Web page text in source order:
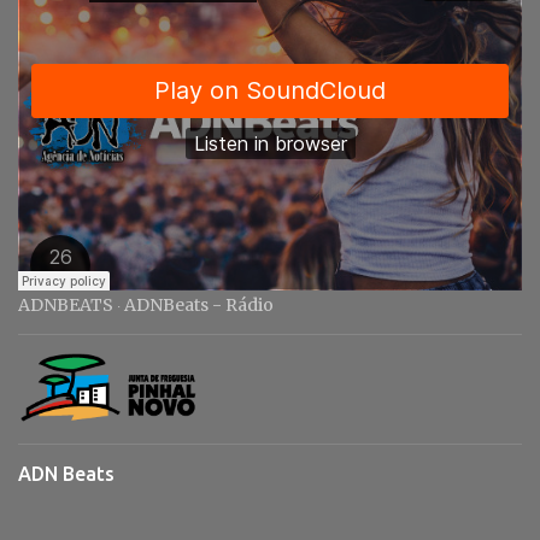
s
ADNBEATS · ADNBeats - Rádio
ADN Beats